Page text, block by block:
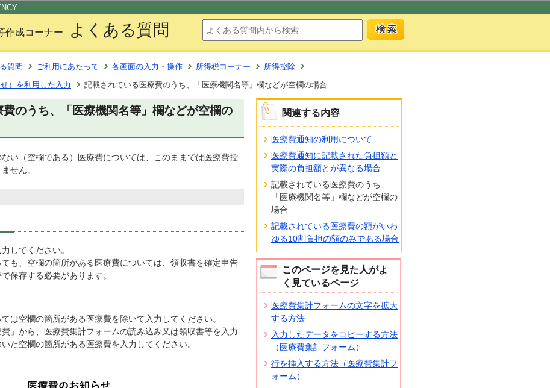
作成コーナー よくある質問
質問 ご利用にあたって 各画面の入力・操作 所得税コーナー
所得控除
）を利用した入力
記載されている医療費のうち、「医療機関名等」欄などが空欄の場合
のうち、「医療機関名等」欄などが空欄の
ない（空欄である）医療費については、このままでは医療費控
せん。
してください。
も、空欄の箇所がある医療費については、領収書を確定申告
保存する必要があります。
は空欄の箇所がある医療費を除いて入力してください。
」から、医療費集計フォームの読み込み又は領収書等を入力
た空欄の箇所がある医療費を入力してください。
関連する内容
医療費通知の利用について
医療費通知に記載された負担額と
実際の負担額とが異なる場合
記載されている医療費のうち、
「医療機関名等」欄などが空欄の
場合
記載されている医療費の額がいわ
ゆる10割負担の額のみである場合
このページを見た人がよ
く見ているページ
医療費集計フォームの文字を拡大
する方法
入力したデータをコピーする方法
（医療費集計フォーム）
行を挿入する方法（医療費集計フ
ォーム）